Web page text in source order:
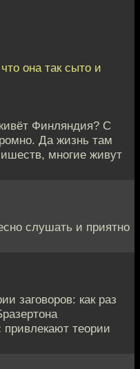
она так сыто и
Финляндия? С
Да жизнь там
многие живут
слушать и приятно
заговоров: как раз
теории